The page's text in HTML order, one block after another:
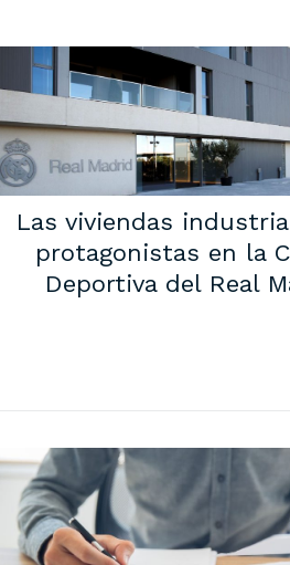
Las viviendas
protagonistas en la
Deportiva del Real